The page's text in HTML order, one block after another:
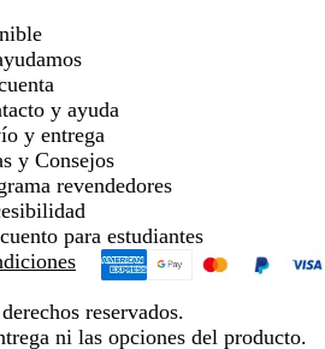
y ayuda
y entrega
y Consejos
revendedores
para estudiantes
reservados.
ni las opciones del producto.